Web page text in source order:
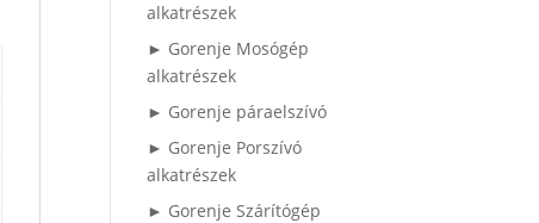
alkatrészek
► Gorenje Mosógép
alkatrészek
► Gorenje páraelszívó
► Gorenje Porszívó
alkatrészek
► Gorenje Szárítógép